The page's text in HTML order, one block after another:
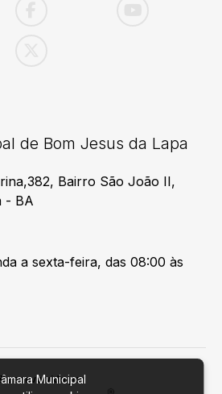
de Bom Jesus da Lapa
Bairro São João II,
- BA
a sexta-feira, das 08:00 às
por
Municipal